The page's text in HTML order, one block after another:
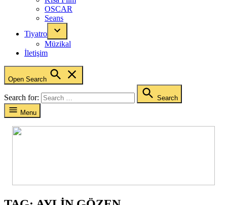
OSCAR
Seans
Tiyatro
Müzikal
İletişim
Open Search
Search for:
Search
Menu